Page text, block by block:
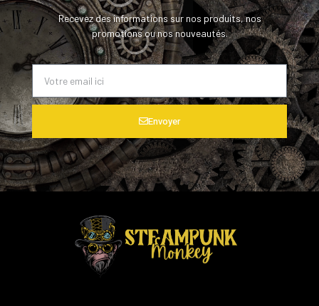
Recevez des informations sur nos produits, nos
promotions ou nos nouveautés.
Envoyer